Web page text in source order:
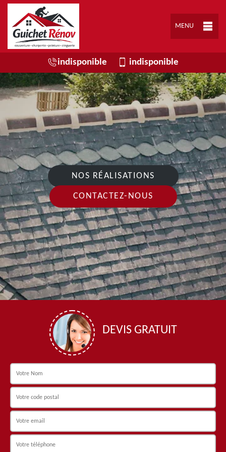
MENU
indisponible indisponible
NOS RÉALISATIONS
CONTACTEZ-NOUS
DEVIS GRATUIT